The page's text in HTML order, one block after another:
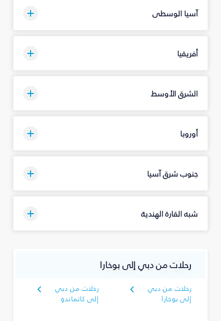
آسيا الوسطى
أفريقيا
الشرق الأوسط
أوروبا
جنوب شرق آسيا
شبه القارة الهندية
رحلات من دبي إلى بوخارا
رحلات من دبي
إلى بوخارا
رحلات من دبي
إلى كاتماندو